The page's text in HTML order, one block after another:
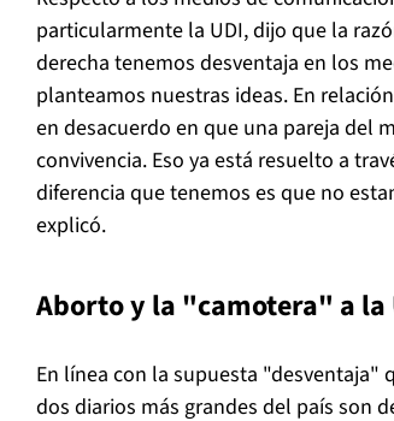
particularmente la UDI, dijo que la
derecha tenemos desventaja en los
planteamos nuestras ideas. En
en desacuerdo en que una pareja del
convivencia. Eso ya está resuelto a
diferencia que tenemos es que no
explicó.
Aborto y la "camotera" a la
En línea con la supuesta "desventaja"
dos diarios más grandes del país son